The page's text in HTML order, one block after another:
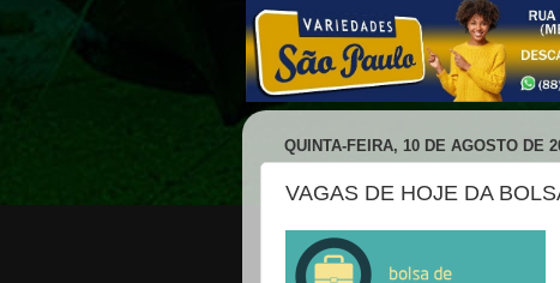
QUINTA-FEIRA, 10 DE AGOSTO DE
VAGAS DE HOJE DA